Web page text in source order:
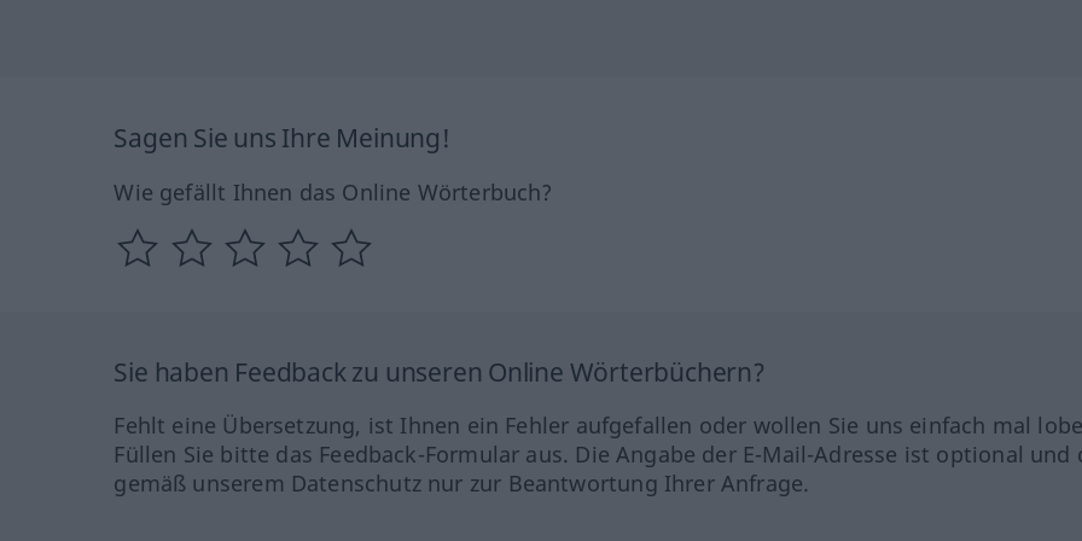
Sagen Sie uns Ihre Meinung!
Wie gefällt Ihnen das Online Wörterbuch?
Sie haben Feedback zu unseren Online Wörterbüchern?
Fehlt eine Übersetzung, ist Ihnen ein Fehler aufgefallen oder wollen Sie uns einfach mal
Füllen Sie bitte das Feedback-Formular aus. Die Angabe der E-Mail-Adresse ist optional und
gemäß unserem Datenschutz nur zur Beantwortung Ihrer Anfrage.